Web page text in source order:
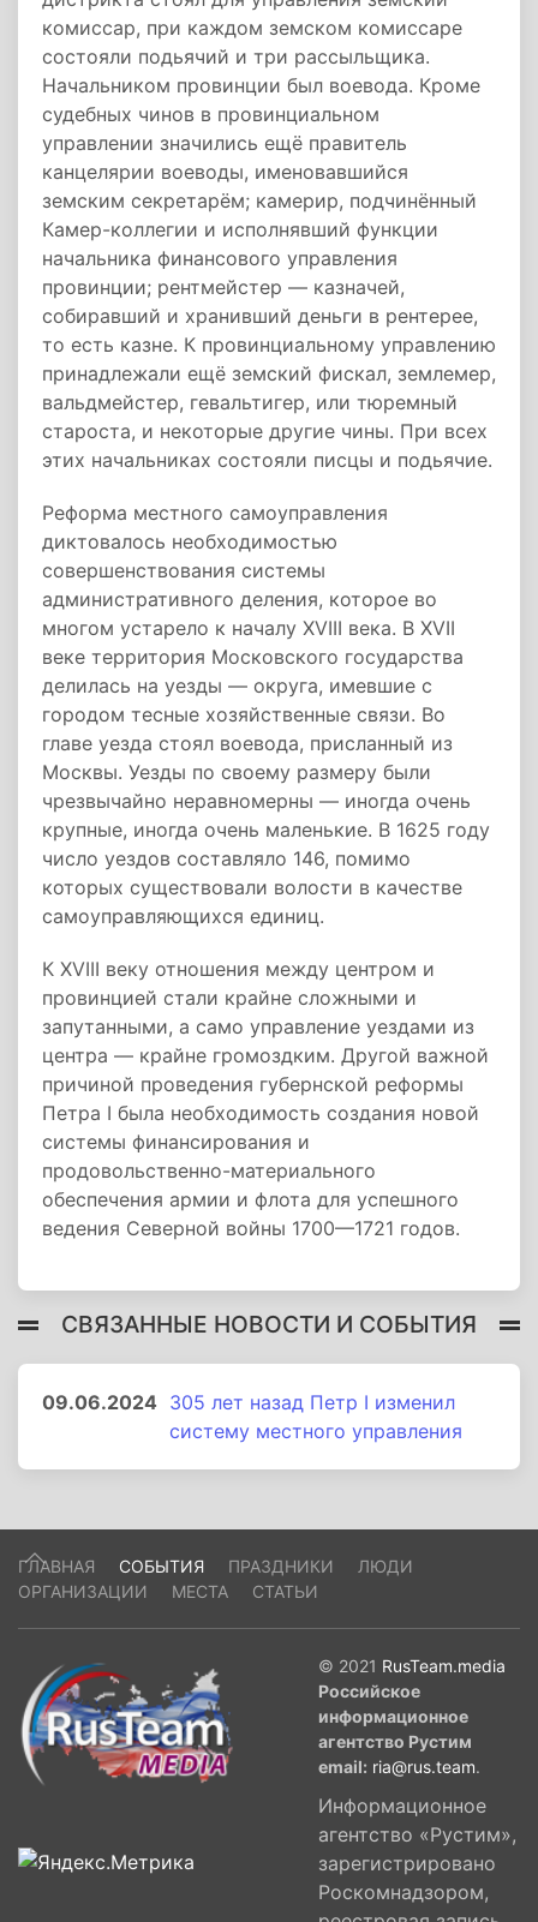
комиссар, при каждом земском комиссаре
состояли подьячий и три рассыльщика.
Начальником провинции был воевода. Кроме
судебных чинов в провинциальном
управлении значились ещё правитель
канцелярии воеводы, именовавшийся
земским секретарём; камерир, подчинённый
Камер-коллегии и исполнявший функции
начальника финансового управления
провинции; рентмейстер — казначей,
собиравший и хранивший деньги в рентерее,
то есть казне. К провинциальному управлению
принадлежали ещё земский фискал, землемер,
вальдмейстер, гевальтигер, или тюремный
староста, и некоторые другие чины. При всех
этих начальниках состояли писцы и подьячие.
Реформа местного самоуправления
диктовалось необходимостью
совершенствования системы
административного деления, которое во
многом устарело к началу XVIII века. В XVII
веке территория Московского государства
делилась на уезды — округа, имевшие с
городом тесные хозяйственные связи. Во
главе уезда стоял воевода, присланный из
Москвы. Уезды по своему размеру были
чрезвычайно неравномерны — иногда очень
крупные, иногда очень маленькие. В 1625 году
число уездов составляло 146, помимо
которых существовали волости в качестве
самоуправляющихся единиц.
К XVIII веку отношения между центром и
провинцией стали крайне сложными и
запутанными, а само управление уездами из
центра — крайне громоздким. Другой важной
причиной проведения губернской реформы
Петра I была необходимость создания новой
системы финансирования и
продовольственно-материального
обеспечения армии и флота для успешного
ведения Северной войны 1700—1721 годов.
СВЯЗАННЫЕ НОВОСТИ И СОБЫТИЯ
09.06.2024 305 лет назад Петр I изменил
систему местного управления
ГЛАВНАЯ СОБЫТИЯ ПРАЗДНИКИ
ЛЮДИ
ОРГАНИЗАЦИИ
МЕСТА СТАТЬИ
© 2021 RusTeam.media
Российское
информационное
агентство Рустим
email: ria@rus.team.
Информационное
агентство «Рустим»,
зарегистрировано
Роскомнадзором,